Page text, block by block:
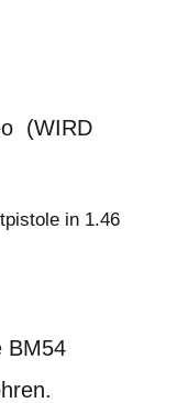
(WIRD
in 1.46
BM54